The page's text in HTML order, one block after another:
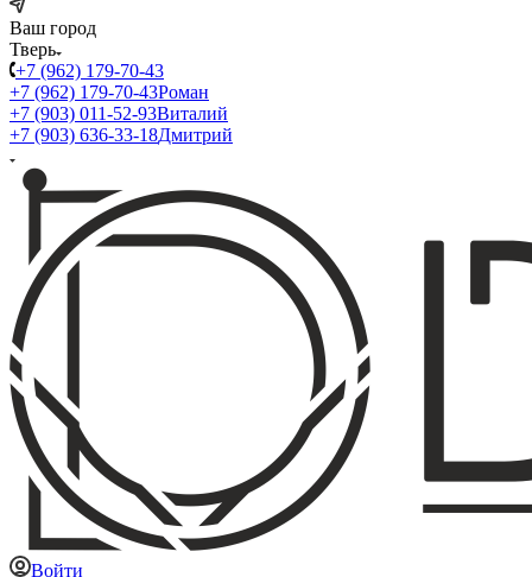
Ваш город
Тверь
+7 (962) 179-70-43
+7 (962) 179-70-43Роман
+7 (903) 011-52-93Виталий
+7 (903) 636-33-18Дмитрий
Войти